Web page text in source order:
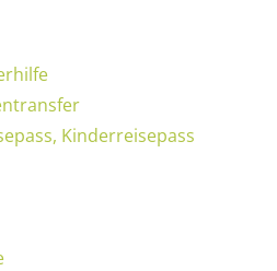
Kinderreisepass